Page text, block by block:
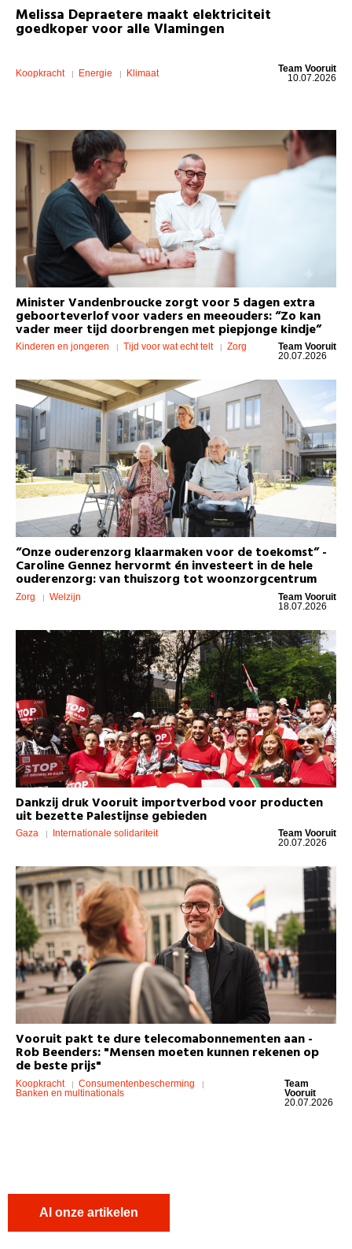
Melissa Depraetere maakt elektriciteit
goedkoper voor alle Vlamingen
Koopkracht Energie Klimaat
Team Vooruit
10.07.2026
Minister Vandenbroucke zorgt voor 5 dagen extra
geboorteverlof voor vaders en meeouders: “Zo kan
vader meer tijd doorbrengen met piepjonge kindje”
Kinderen en jongeren Tijd voor wat echt telt Zorg
Team Vooruit
20.07.2026
“Onze ouderenzorg klaarmaken voor de toekomst” -
Caroline Gennez hervormt én investeert in de hele
ouderenzorg: van thuiszorg tot woonzorgcentrum
Zorg Welzijn
Team Vooruit
18.07.2026
Dankzij druk Vooruit importverbod voor producten
uit bezette Palestijnse gebieden
Gaza Internationale solidariteit
Team Vooruit
20.07.2026
Vooruit pakt te dure telecomabonnementen aan -
Rob Beenders: "Mensen moeten kunnen rekenen op
de beste prijs"
Koopkracht
Consumentenbescherming
Banken en multinationals
Team
Vooruit
20.07.2026
Al onze artikelen